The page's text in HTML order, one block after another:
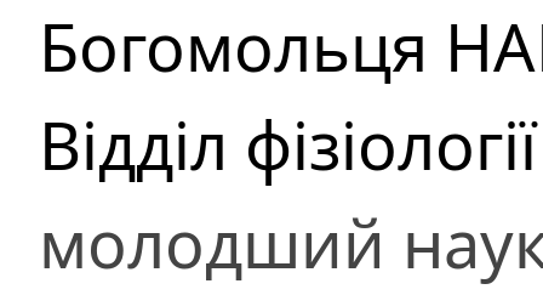
Богомольця
Відділ
молодший